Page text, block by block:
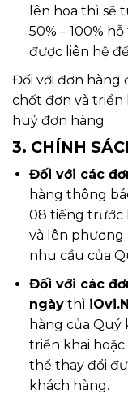
lên hoa thì sẽ
50% – 100%
được liên hệ
Đối với đơn hàng
chốt đơn và triển
huỷ đơn hàng
3. CHÍNH
Đối với các
hàng thông
08 tiếng trước
và lên phương
nhu cầu của
Đối với các
ngàythì
hàng của Quý
triển khai
thể thay đổi
khách hàng.